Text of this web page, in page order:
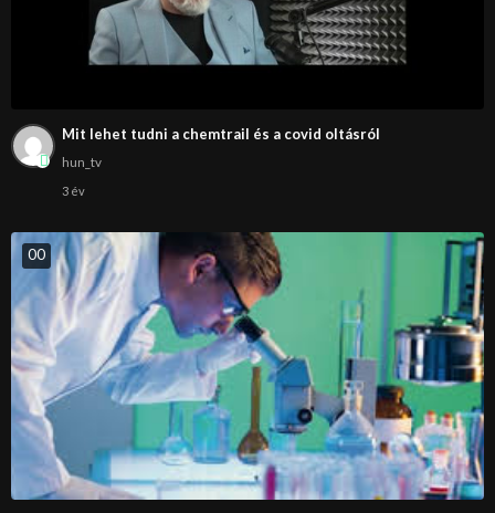
Mit lehet tudni a chemtrail és a covid oltásról
hun_tv
3 év
00